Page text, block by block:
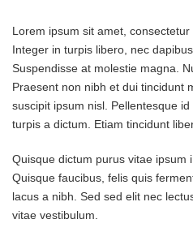
Lorem ipsum sit amet, consectetur
Integer in turpis libero, nec dapibus
Suspendisse at molestie magna.
Praesent non nibh et dui tincidunt
suscipit ipsum nisl. Pellentesque
turpis a dictum. Etiam tincidunt
Quisque dictum purus vitae ipsum
Quisque faucibus, felis quis
lacus a nibh. Sed sed elit nec
vitae vestibulum.